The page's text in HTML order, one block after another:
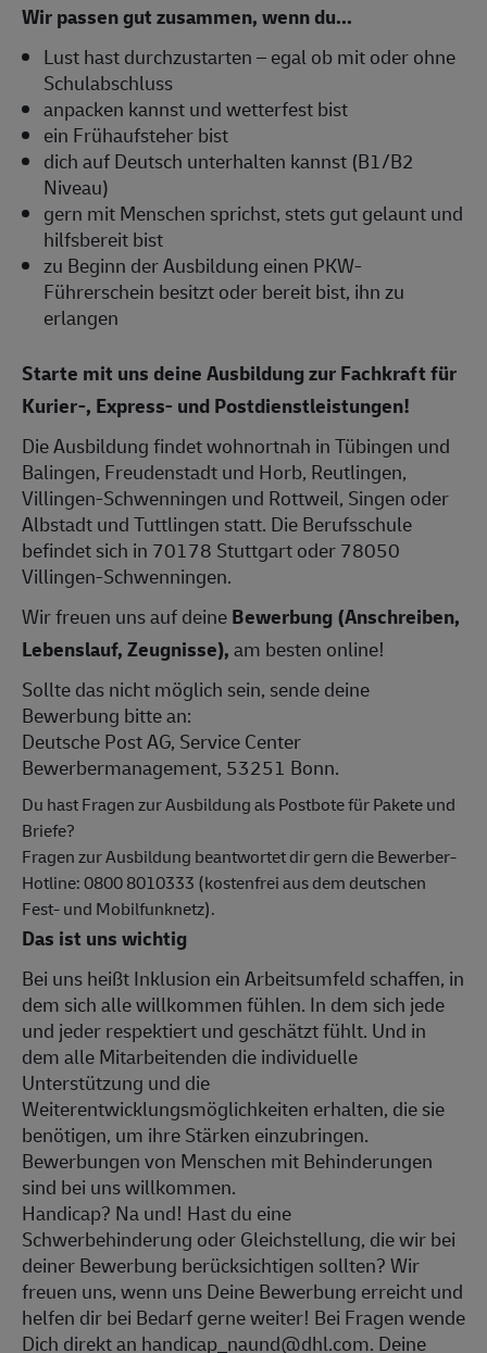
Wir passen gut zusammen, wenn du...
Lust hast durchzustarten – egal ob mit oder ohne
Schulabschluss
anpacken kannst und wetterfest bist
ein Frühaufsteher bist
dich auf Deutsch unterhalten kannst (B1/B2
Niveau)
gern mit Menschen sprichst, stets gut gelaunt und
hilfsbereit bist
zu Beginn der Ausbildung einen PKW-
Führerschein besitzt oder bereit bist, ihn zu
erlangen
Starte mit uns deine Ausbildung zur Fachkraft für
Kurier-, Express- und Postdienstleistungen!
Die Ausbildung findet wohnortnah in Tübingen und
Balingen, Freudenstadt und Horb, Reutlingen,
Villingen-Schwenningen und Rottweil, Singen oder
Albstadt und Tuttlingen statt. Die Berufsschule
befindet sich in 70178 Stuttgart oder 78050
Villingen-Schwenningen.
Wir freuen uns auf deineBewerbung (Anschreiben,
Lebenslauf, Zeugnisse),am besten online!
Sollte das nicht möglich sein, sende deine
Bewerbung bitte an:
Deutsche Post AG, Service Center
Bewerbermanagement, 53251 Bonn.
Du hast Fragen zur Ausbildung als Postbote für Pakete und
Briefe?
Fragen zur Ausbildung beantwortet dir gern die Bewerber-
Hotline: 0800 8010333 (kostenfrei aus dem deutschen
Fest- und Mobilfunknetz).
Das ist uns wichtig
Bei uns heißt Inklusion ein Arbeitsumfeld schaffen, in
dem sich alle willkommen fühlen. In dem sich jede
und jeder respektiert und geschätzt fühlt. Und in
dem alle Mitarbeitenden die individuelle
Unterstützung und die
Weiterentwicklungsmöglichkeiten erhalten, die sie
benötigen, um ihre Stärken einzubringen.
Bewerbungen von Menschen mit Behinderungen
sind bei uns willkommen.
Handicap? Na und! Hast du eine
Schwerbehinderung oder Gleichstellung, die wir bei
deiner Bewerbung berücksichtigen sollten? Wir
freuen uns, wenn uns Deine Bewerbung erreicht und
helfen dir bei Bedarf gerne weiter! Bei Fragen wende
Dich direkt an handicap_naund@dhl.com. Deine